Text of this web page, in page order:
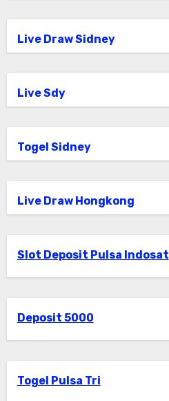
Live Draw Sidney
Live Sdy
Togel Sidney
Live Draw Hongkong
Slot Deposit Pulsa Indosat
Deposit 5000
Togel Pulsa Tri